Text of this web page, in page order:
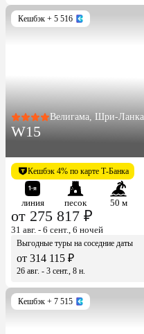
Кешбэк + 5 516
Велигама, Шри-Ланка
W15
Кешбэк 4% по карте Т-Банка
линия песок 50 м
от 275 817 ₽
31 авг. - 6 сент., 6 ночей
Выгодные туры на соседние даты
от 314 115 ₽
26 авг. - 3 сент., 8 н.
Кешбэк + 7 515